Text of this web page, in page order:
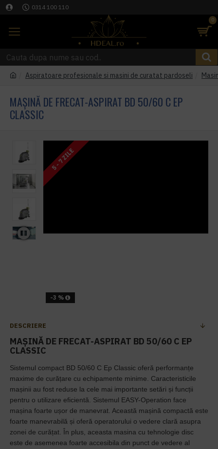
0314 100 110
0
Aspiratoare profesionale si masini de curatat pardoseli
MAȘINĂ DE FRECAT-ASPIRAT BD 50/60 C EP
CLASSIC
-3 %
5 - 7 ZILE
DESCRIERE
MAȘINĂ DE FRECAT-ASPIRAT BD 50/60 C EP
CLASSIC
Sistemul compact BD 50/60 C Ep Classic oferă performanțe
maxime de curățare cu echipamente minime. Caracteristicile
mașinii au fost reduse la cele mai importante setări și funcții
pentru o utilizare eficientă. Sistemul EASY-Operation face
mașina foarte ușor de manevrat. Această mașină compactă este
foarte manevrabilă și oferă operatorului o vedere clară asupra
zonei de curățat. În plus, aceasta masina cu tehnologie disc
este de asemenea foarte accesibila din punct de vedere al